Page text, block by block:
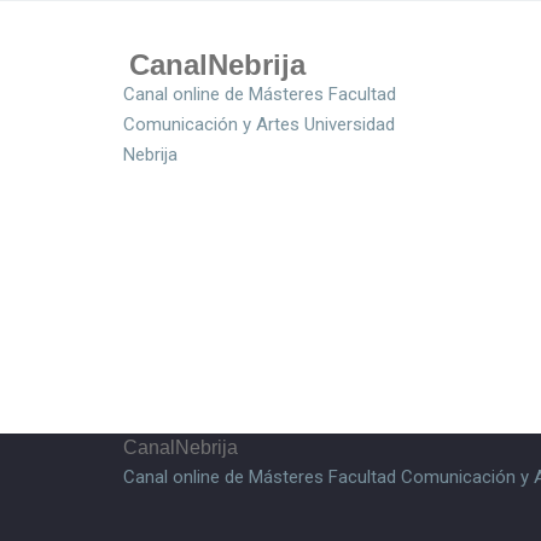
CanalNebrija
Canal online de Másteres Facultad
Comunicación y Artes Universidad
Nebrija
CanalNebrija
Canal online de Másteres Facultad Comunicación y